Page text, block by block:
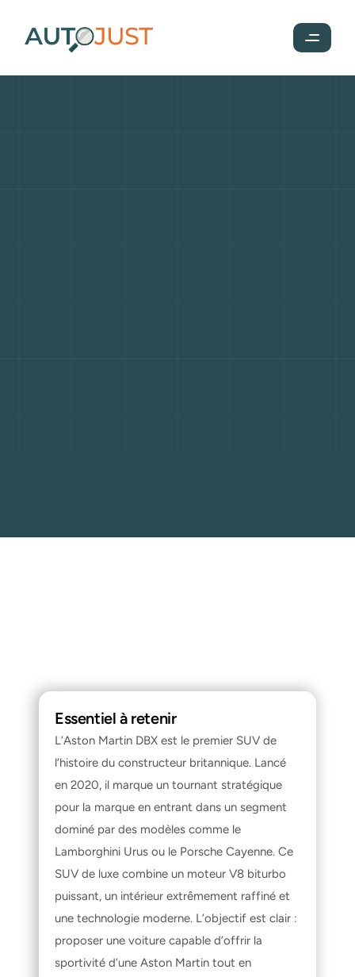
Essentiel à retenir
L’Aston Martin DBX est le premier SUV de
l’histoire du constructeur britannique. Lancé
en 2020, il marque un tournant stratégique
pour la marque en entrant dans un segment
dominé par des modèles comme le
Lamborghini Urus ou le Porsche Cayenne. Ce
SUV de luxe combine un moteur V8 biturbo
puissant, un intérieur extrêmement raffiné et
une technologie moderne. L’objectif est clair :
proposer une voiture capable d’offrir la
sportivité d’une Aston Martin tout en